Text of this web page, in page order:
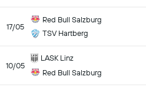
17/05
Red Bull Salzburg
TSV Hartberg
10/05
LASK Linz
Red Bull Salzburg